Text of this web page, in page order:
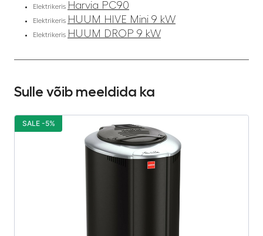
Elektrikeris Harvia PC90
Elektrikeris HUUM HIVE Mini 9 kW
Elektrikeris HUUM DROP 9 kW
Sulle võib meeldida ka
SALE -5%